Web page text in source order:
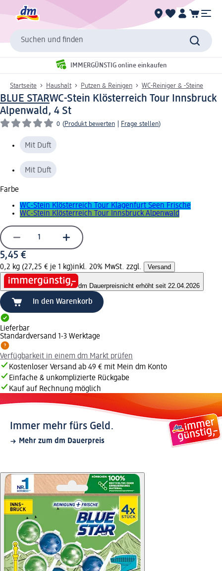
Suchen und finden
IMMERGÜNSTIG online einkaufen
Startseite Haushalt Putzen & Reinigen WC-Reiniger & -Steine
BLUE STARWC-Stein Klösterreich Tour Innsbruck
Alpenwald, 4 St
0 (Produkt bewerten Frage stellen)
Mit Duft
Mit Duft
Farbe
WC-Stein Klösterreich Tour Klagenfurt Seen Frische
WC-Stein Klösterreich Tour Innsbruck Alpenwald
5,45 €
0,2 kg (27,25 € je 1 kg)inkl. 20% MwSt. zzgl. Versand
dm Dauerpreisnicht erhöht seit 22.04.2026
In den Warenkorb
Lieferbar
Standardversand 1-3 Werktage
Verfügbarkeit in einem dm Markt prüfen
Kostenloser Versand ab 49 € mit Mein dm Konto
Einfache & unkomplizierte Rückgabe
Kauf auf Rechnung möglich
Immer mehr fürs Geld.
Mehr zum dm Dauerpreis